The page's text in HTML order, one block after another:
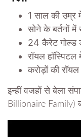
1 साल की उम्र
सोने के बर्तनों में
24 कैरेट गोल्ड
रॉयल हॉस्पिटल
करोड़ों की
इन्हीं वजहों से बेला
Billionaire Family)